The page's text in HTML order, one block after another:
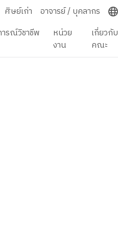
ศิษย์เก่า อาจารย์ / บุคลากร
รณ์วิชาชีพ
หน่วย
งาน
เกี่ยวกับ
คณะ